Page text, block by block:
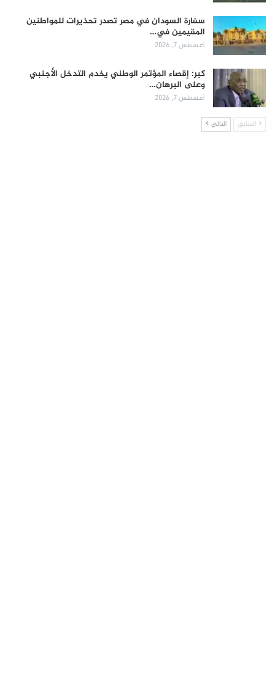
سفارة السودان في مصر تصدر تحذيرات للمواطنين
المقيمين في…
أغسطس 7, 2026
كبر: إقصاء المؤتمر الوطني يخدم التدخل الأجنبي
وعلى البرهان…
أغسطس 7, 2026
السابق التالي